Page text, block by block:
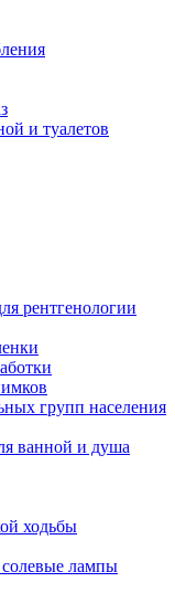
и туалетов
рентгенологии
групп населения
ванной и душа
ходьбы
лампы